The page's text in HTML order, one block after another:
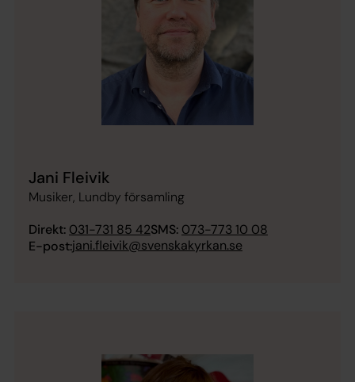
Jani Fleivik
Musiker, Lundby församling
Direkt: 031-731 85 42SMS: 073-773 10 08
E-post:jani.fleivik@svenskakyrkan.se